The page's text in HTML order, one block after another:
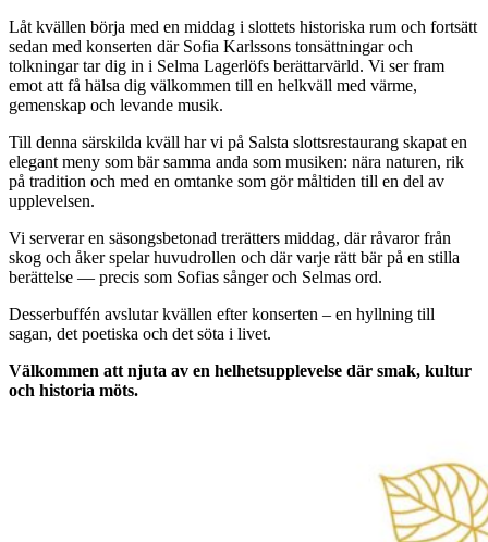
Låt kvällen börja med en middag i slottets historiska rum och fortsätt
sedan med konserten där Sofia Karlssons tonsättningar och
tolkningar tar dig in i Selma Lagerlöfs berättarvärld. Vi ser fram
emot att få hälsa dig välkommen till en helkväll med värme,
gemenskap och levande musik.
Till denna särskilda kväll har vi på Salsta slottsrestaurang skapat en
elegant meny som bär samma anda som musiken: nära naturen, rik
på tradition och med en omtanke som gör måltiden till en del av
upplevelsen.
Vi serverar en säsongsbetonad trerätters middag, där råvaror från
skog och åker spelar huvudrollen och där varje rätt bär på en stilla
berättelse — precis som Sofias sånger och Selmas ord.
Desserbuffén avslutar kvällen efter konserten – en hyllning till
sagan, det poetiska och det söta i livet.
Välkommen att njuta av en helhetsupplevelse där smak, kultur
och historia möts.